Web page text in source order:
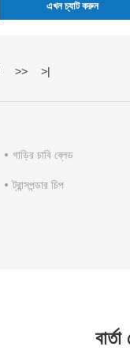
এখন চ্যাট করুন
>> >|
গাড়ির চাবি ব্লেড
ট্রান্সপন্ডার চিপ